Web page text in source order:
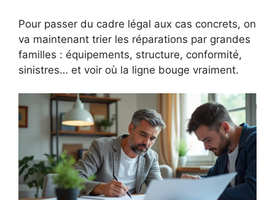
Pour passer du cadre légal aux cas concrets, on
va maintenant trier les réparations par grandes
familles : équipements, structure, conformité,
sinistres… et voir où la ligne bouge vraiment.